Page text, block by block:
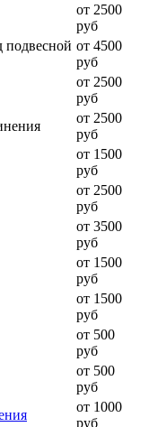
от 2500
руб
подвесной от 4500
руб
от 2500
руб
от 2500
руб
от 1500
руб
от 2500
руб
от 3500
руб
от 1500
руб
от 1500
руб
от 500
руб
от 500
руб
от 1000
руб